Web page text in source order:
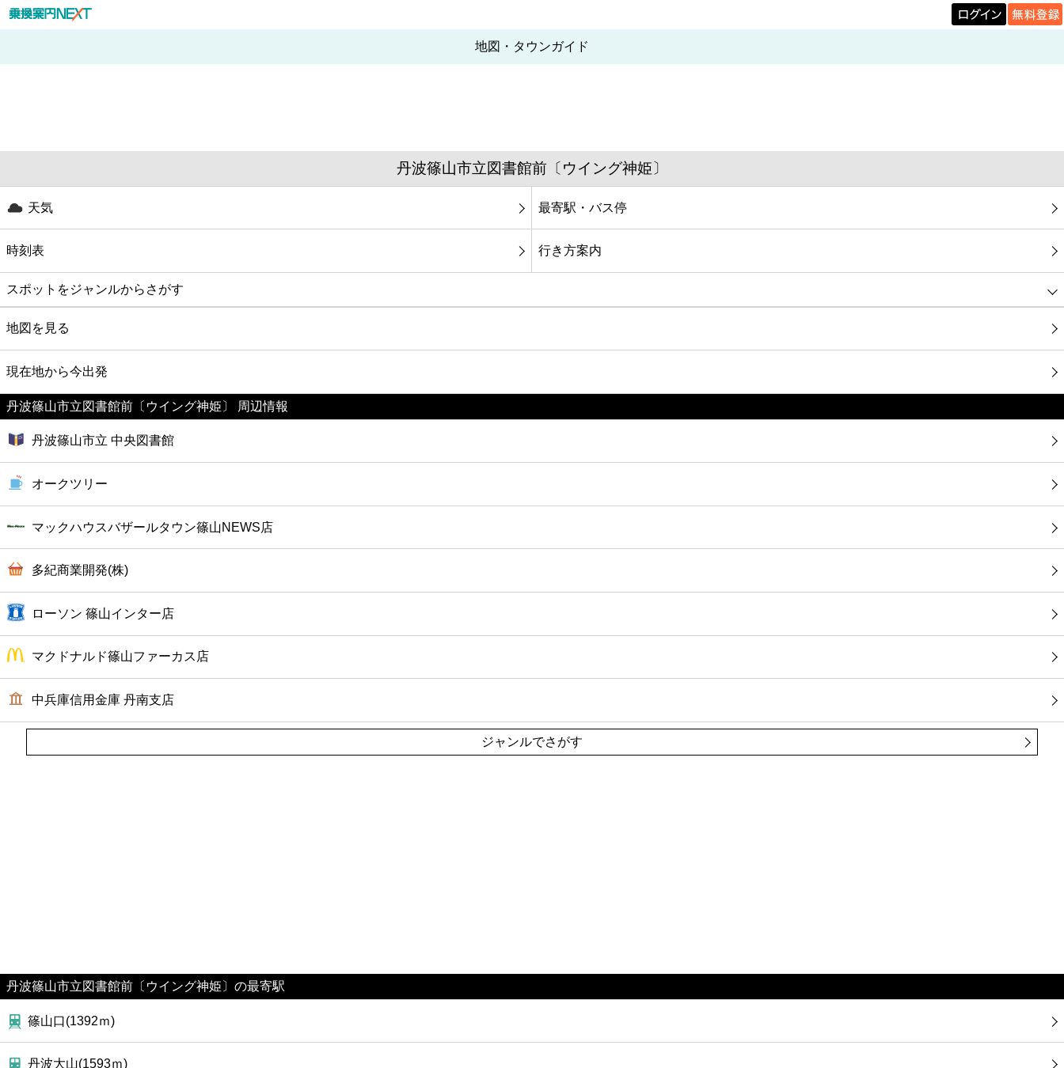
地図・タウンガイド
丹波篠山市立図書館前〔ウイング神姫〕
天気 最寄駅・バス停
時刻表 行き方案内
スポットをジャンルからさがす
グルメ
映画
美容
ファーストフード
病院
ホテル
地図を見る
現在地から今出発
丹波篠山市立図書館前〔ウイング神姫〕 周辺情報
丹波篠山市立 中央図書館
オークツリー
マックハウスバザールタウン篠山NEWS店
多紀商業開発(株)
ローソン 篠山インター店
マクドナルド篠山ファーカス店
中兵庫信用金庫 丹南支店
ジャンルでさがす
丹波篠山市立図書館前〔ウイング神姫〕の最寄駅
篠山口(1392ｍ)
丹波大山(1593ｍ)